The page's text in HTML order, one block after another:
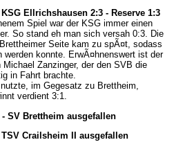
Ellrichshausen 2:3 - Reserve 1:3
Spiel war der KSG immer einen
So stand eh man sich versah 0:3. Die
Seite kam zu spÃ¤t, sodass
konnte. ErwÃ¤hnenswert ist der
Zanzinger, der den SVB die
in Fahrt brachte.
im Gegesatz zu Brettheim,
verdient 3:1.
SV Brettheim ausgefallen
Crailsheim II ausgefallen